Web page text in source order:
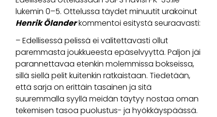
lukemin 0–5. Ottelussa täydet minuutit urakoinut
Henrik Ölanderkommentoi esitystä seuraavasti:
– Edellisessä pelissä ei valitettavasti ollut
paremmasta joukkueesta epäselvyyttä. Paljon jäi
parannettavaa etenkin molemmissa bokseissa,
sillä siellä pelit kuitenkin ratkaistaan. Tiedetään,
että sarja on erittäin tasainen ja sitä
suuremmalla syyllä meidän täytyy nostaa oman
tekemisen tasoa puolustus- ja hyökkäyspäässä.